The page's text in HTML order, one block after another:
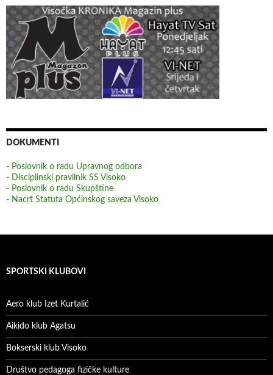
DOKUMENTI
- Poslovnik o radu Upravnog odbora
- Disciplinski pravilnik SS Visoko
- Poslovnik o radu Skupštine
- Nacrt Statuta Općinskog saveza Visoko
SPORTSKI KLUBOVI
Aero klub Izet Kurtalić
Aikido klub Agatsu
Bokserski klub Visoko
Društvo pedagoga fizičke kulture